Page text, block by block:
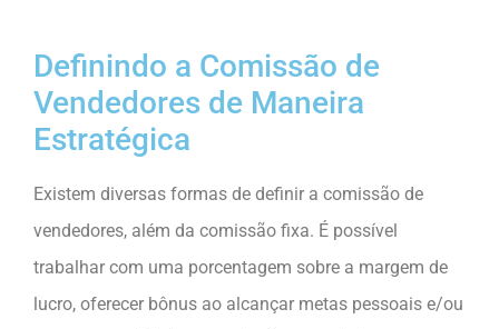
Definindo a Comissão de
Vendedores de Maneira
Estratégica
Existem diversas formas de definir a comissão de
vendedores, além da comissão fixa. É possível
trabalhar com uma porcentagem sobre a margem de
lucro, oferecer bônus ao alcançar metas pessoais e/ou